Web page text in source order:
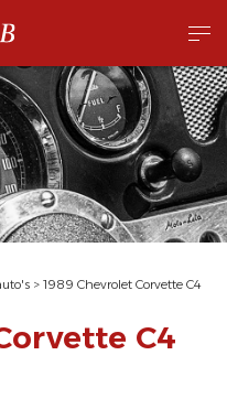
> 1989 Chevrolet Corvette C4
C4